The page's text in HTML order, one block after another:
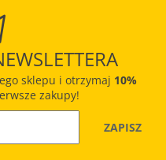
sklepu i otrzymaj 10%
zakupy!